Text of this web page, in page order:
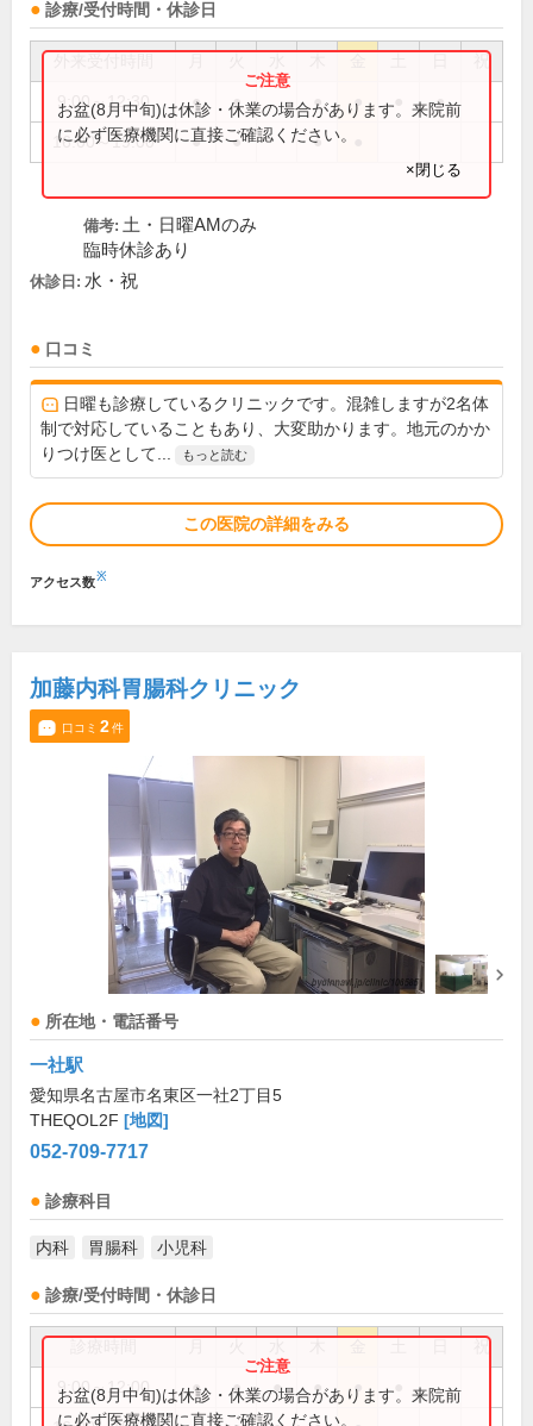
診療/受付時間・休診日
祝
9:00～12:30 ● ● ● ● ●
16:00～19:00 ● ● ●
お盆(8月中旬)は休診・休業の場合があります。来院前
に必ず医療機関に直接ご確認ください。
×閉じる
備考: 土・日曜AMのみ
臨時休診あり
休診日: 水・祝
口コミ
日曜も診療しているクリニックです。混雑しますが2名体
制で対応していることもあり、大変助かります。地元のかか
りつけ医として...
もっと読む
この医院の詳細をみる
アクセス数※
加藤内科胃腸科クリニック
口コミ 2件
所在地・電話番号
一社駅
愛知県名古屋市名東区一社2丁目5
THEQOL2F [地図]
052-709-7717
診療科目
内科 胃腸科 小児科
診療/受付時間・休診日
祝
9:00～12:00 ● ● ● ● ●
お盆(8月中旬)は休診・休業の場合があります。来院前
に必ず医療機関に直接ご確認ください。